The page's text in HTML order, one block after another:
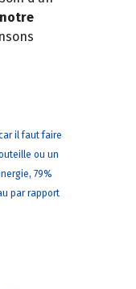
notre
il faut faire
ou un
79%
par rapport